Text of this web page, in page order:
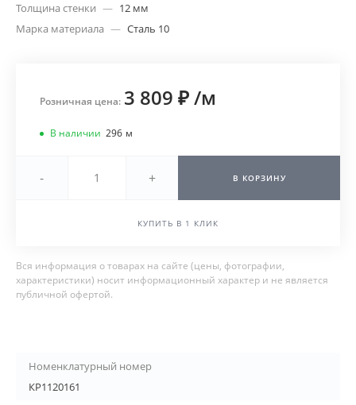
Толщина стенки — 12 мм
Марка материала — Сталь 10
Розничная цена: 3 809 ₽/м
В наличии 296 м
- + В КОРЗИНУ
КУПИТЬ В 1 КЛИК
Вся информация о товарах на сайте (цены, фотографии,
характеристики) носит информационный характер и не является
публичной офертой.
Номенклатурный номер
КР1120161